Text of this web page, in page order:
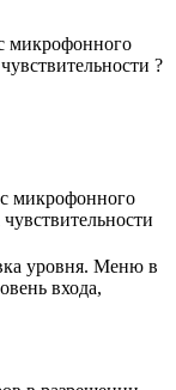
микрофонного
?
с микрофонного
уровня. Меню в
входа,